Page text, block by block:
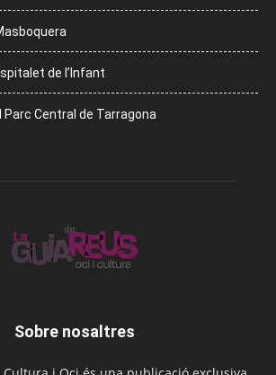
de l’Infant
Parc Central de Tarragona
Sobre nosaltres